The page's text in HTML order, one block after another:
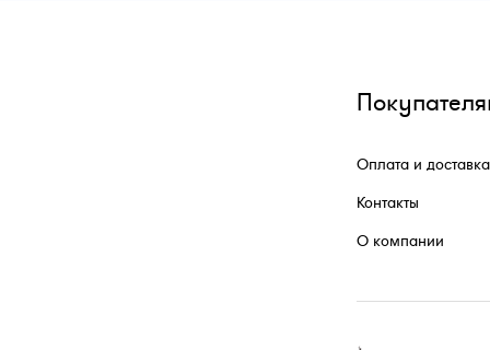
Оплата и доставка
Контакты
О компании